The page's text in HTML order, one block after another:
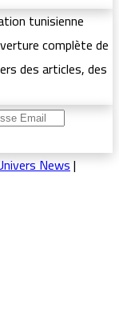
tunisienne
complète de
des articles, des
News|